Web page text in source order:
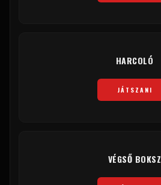
HARCOLÓ
JÁTSZANI
VÉGSŐ BOKSZ